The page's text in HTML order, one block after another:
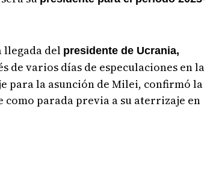
llegada del presidente de Ucrania,
de varios días de especulaciones en la
para la asunción de Milei, confirmó la
como parada previa a su aterrizaje en